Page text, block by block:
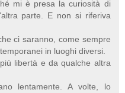
mi è presa la curiosità di
parte. E non si riferiva
ci saranno, come sempre
in luoghi diversi.
libertà e da qualche altra
lentamente. A volte, lo